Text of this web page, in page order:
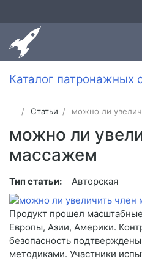
Каталог патронажных
Статьи можно ли
можно ли
массажем
Тип статьи: Авторская
Продукт прошел
Европы, Азии, Америки.
безопасность
методиками. Участники